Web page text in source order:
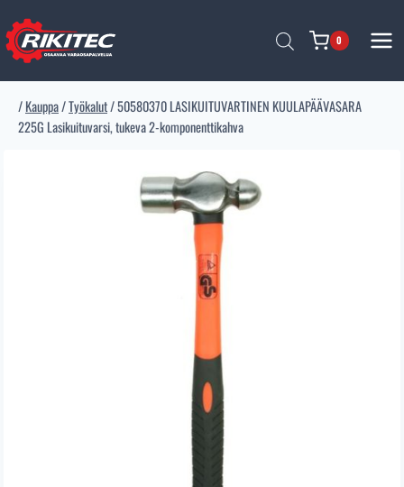
sisältöön
0
/Kauppa/Työkalut/50580370 LASIKUITUVARTINEN KUULAPÄÄVASARA
225G Lasikuituvarsi, tukeva 2-komponenttikahva